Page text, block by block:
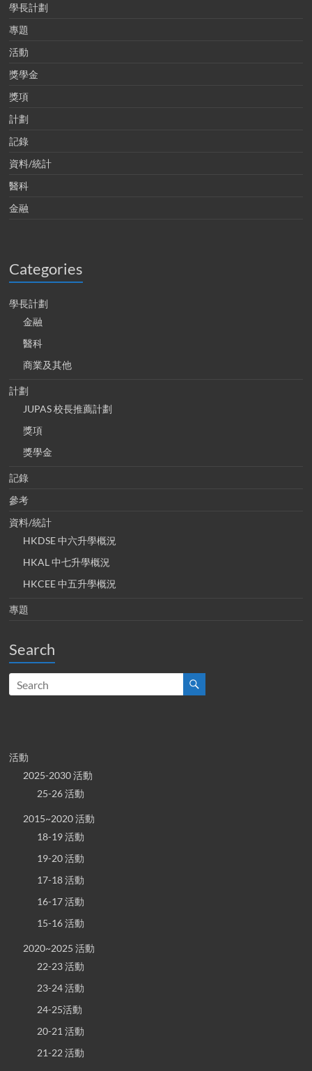
學長計劃
專題
活動
獎學金
獎項
計劃
記錄
資料/統計
醫科
金融
Categories
學長計劃
金融
醫科
商業及其他
計劃
JUPAS 校長推薦計劃
獎項
獎學金
記錄
參考
資料/統計
HKDSE 中六升學概況
HKAL 中七升學概況
HKCEE 中五升學概況
專題
Search
活動
2025-2030 活動
25-26 活動
2015~2020 活動
18-19 活動
19-20 活動
17-18 活動
16-17 活動
15-16 活動
2020~2025 活動
22-23 活動
23-24 活動
24-25活動
20-21 活動
21-22 活動